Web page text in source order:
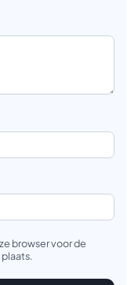
browser voor de